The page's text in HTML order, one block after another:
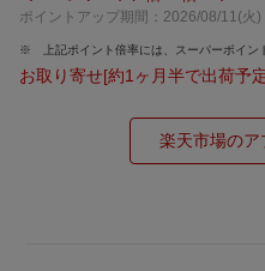
ポイントアップ期間：2026/08/11(火
上記ポイント倍率には、スーパーポイ
お取り寄せ[約1ヶ月半で出荷予
楽天市場のア